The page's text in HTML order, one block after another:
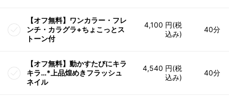
【オフ無料】ワンカラー・フレ
ンチ・カラグラ+ちょこっとス
トーン付
4,100 円(税
込み)
40分
【オフ無料】動かすたびにキラ
キラ…*上品煌めきフラッシュ
ネイル
4,540 円(税
込み)
40分